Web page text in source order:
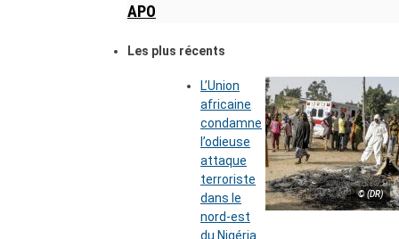
APO
Les plus récents
© (DR)
L’Union
africaine
condamne
l’odieuse
attaque
terroriste
dans le
nord-est
du Nigéria